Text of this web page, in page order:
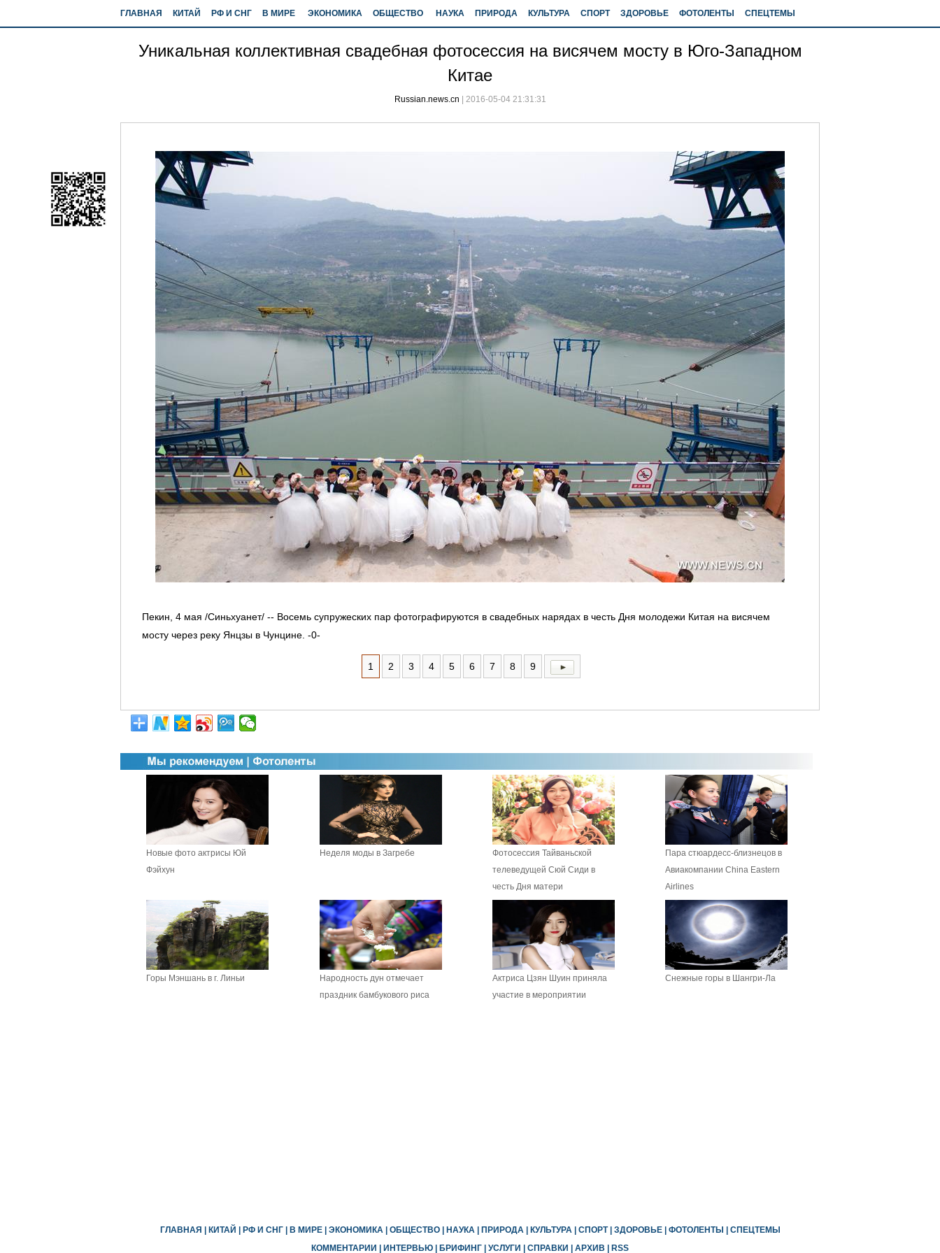
ГЛАВНАЯ КИТАЙ РФ И СНГ В МИРЕ ЭКОНОМИКА ОБЩЕСТВО НАУКА ПРИРОДА КУЛЬТУРА СПОРТ ЗДОРОВЬЕ ФОТОЛЕНТЫ СПЕЦТЕМЫ
Уникальная коллективная свадебная фотосессия на висячем мосту в Юго-Западном
Китае
Russian.news.cn 2016-05-04 21:31:31
Пекин, 4 мая /Синьхуанет/ -- Восемь супружеских пар фотографируются в свадебных нарядах в честь Дня молодежи Китая на висячем
мосту через реку Янцзы в Чунцине. -0-
1 2 3 4 5 6 7 8 9
Новые фото актрисы Юй
Фэйхун
Неделя моды в Загребе
Фотосессия Тайваньской
телеведущей Сюй Сиди в
честь Дня матери
Пара стюардесс-близнецов в
Авиакомпании China Eastern
Airlines
Горы Мэншань в г. Линьи
Народность дун отмечает
праздник бамбукового риса
Актриса Цзян Шуин приняла
участие в мероприятии
Снежные горы в Шангри-Ла
ГЛАВНАЯ КИТАЙ РФ И СНГ| В МИРЕ| ЭКОНОМИКА| ОБЩЕСТВО| НАУКА| ПРИРОДА| КУЛЬТУРА| СПОРТ| ЗДОРОВЬЕ| ФОТОЛЕНТЫ
СПЕЦТЕМЫ
КОММЕНТАРИИ
ИНТЕРВЬЮ БРИФИНГ УСЛУГИ СПРАВКИ АРХИВ RSS